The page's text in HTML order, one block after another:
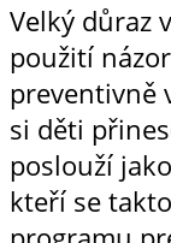
Velký důraz
použití
preventivně
si děti
poslouží
kteří se